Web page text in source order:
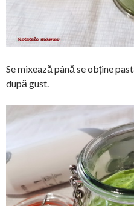
Se mixează până se obține
după gust.